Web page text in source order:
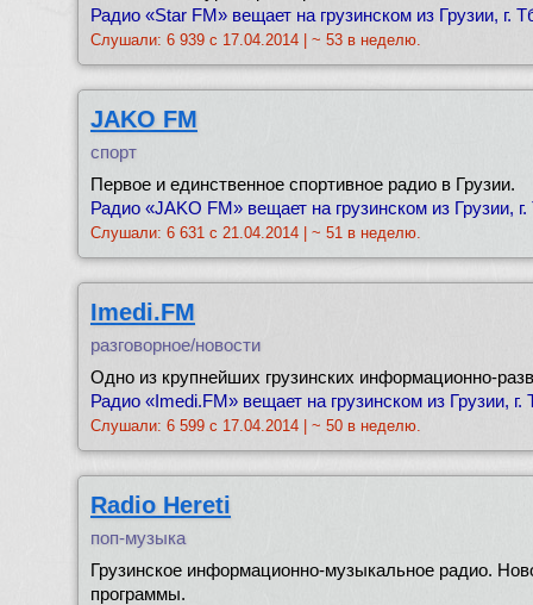
Радио «Star FM» вещает на грузинском из Грузии, г.
Слушали: 6 939 с 17.04.2014 | ~ 53 в неделю.
JAKO FM
спорт
Первое и единственное спортивное радио в Грузии.
Радио «JAKO FM» вещает на грузинском из Грузии,
Слушали: 6 631 с 21.04.2014 | ~ 51 в неделю.
Imedi.FM
разговорное/новости
Одно из крупнейших грузинских информационно-
Радио «Imedi.FM» вещает на грузинском из Грузии, г.
Слушали: 6 599 с 17.04.2014 | ~ 50 в неделю.
Radio Hereti
поп-музыка
Грузинское информационно-музыкальное радио.
программы.